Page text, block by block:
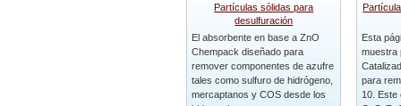
Partículas sólidas para
desulfuración
El absorbente en base a ZnO
Chempack diseñado para
remover componentes de azufre
tales como sulfuro de hidrógeno,
mercaptanos y COS desde los
Esta
muestra
para
10. Este